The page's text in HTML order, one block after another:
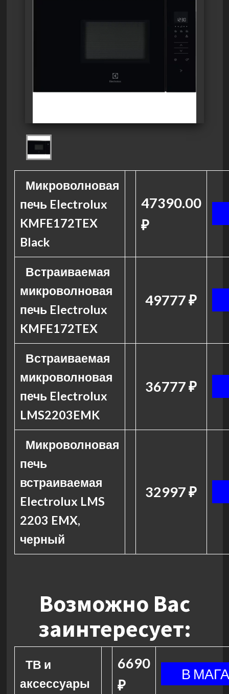
Микроволновая
печь Electrolux
KMFE172TEX
Black
47390.00
₽
Встраиваемая
микроволновая
печь Electrolux
KMFE172TEX
49777 ₽
Встраиваемая
микроволновая
печь Electrolux
LMS2203EMK
36777 ₽
Микроволновая
печь
встраиваемая
Electrolux LMS
2203 EMX,
черный
32997 ₽
Возможно Вас
заинтересует:
ТВ и
аксессуары
6690
₽